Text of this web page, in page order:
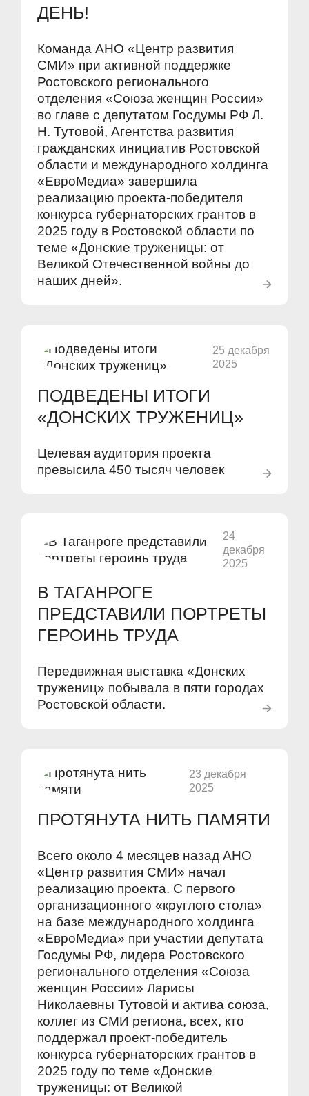
ДЕНЬ!
Команда АНО «Центр развития
СМИ» при активной поддержке
Ростовского регионального
отделения «Союза женщин России»
во главе с депутатом Госдумы РФ Л.
Н. Тутовой, Агентства развития
гражданских инициатив Ростовской
области и международного холдинга
«ЕвроМедиа» завершила
реализацию проекта-победителя
конкурса губернаторских грантов в
2025 году в Ростовской области по
теме «Донские труженицы: от
Великой Отечественной войны до
наших дней».
25 декабря
2025
ПОДВЕДЕНЫ ИТОГИ
«ДОНСКИХ ТРУЖЕНИЦ»
Целевая аудитория проекта
превысила 450 тысяч человек
24
декабря
2025
В ТАГАНРОГЕ
ПРЕДСТАВИЛИ ПОРТРЕТЫ
ГЕРОИНЬ ТРУДА
Передвижная выставка «Донских
тружениц» побывала в пяти городах
Ростовской области.
23 декабря
2025
ПРОТЯНУТА НИТЬ ПАМЯТИ
Всего около 4 месяцев назад АНО
«Центр развития СМИ» начал
реализацию проекта. С первого
организационного «круглого стола»
на базе международного холдинга
«ЕвроМедиа» при участии депутата
Госдумы РФ, лидера Ростовского
регионального отделения «Союза
женщин России» Ларисы
Николаевны Тутовой и актива союза,
коллег из СМИ региона, всех, кто
поддержал проект-победитель
конкурса губернаторских грантов в
2025 году по теме «Донские
труженицы: от Великой